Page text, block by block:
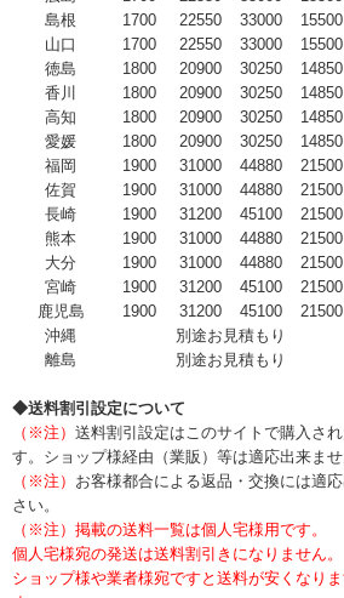
島根
1700 22550 33000
15500
山口
1700 22550 33000
15500
徳島
1800 20900 30250
14850
香川
1800 20900 30250
14850
高知
1800 20900 30250
14850
愛媛
1800 20900 30250
14850
福岡
1900 31000 44880
21500
佐賀
1900 31000 44880
21500
長崎
1900 31200 45100
21500
熊本
1900 31000 44880
21500
大分
1900 31000 44880
21500
宮崎
1900 31200 45100
21500
鹿児島
1900 31200 45100
21500
沖縄
別途お見積もり
離島
別途お見積もり
◆送料割引設定について
（※注） 送料割引設定はこのサイトで購入さ
す。ショップ様経由（業販）等は適応出来ませ
（※注） お客様都合による返品・交換には適
さい。
（※注）掲載の送料一覧は個人宅様用です。
個人宅様宛の発送は送料割引きになりません。
ショップ様や業者様宛ですと送料が安くなり